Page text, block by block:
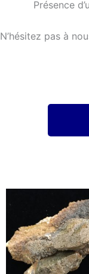
Présence
N’hésitez pas à